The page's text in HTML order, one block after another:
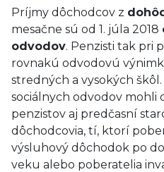
Príjmy dôchodcov z
mesačne sú od 1. júla 2018
odvodov. Penzisti tak pri
rovnakú odvodovú
stredných a vysokých
sociálnych odvodov mohli
penzistov aj predčasní
dôchodcovia, tí, ktorí
výsluhový dôchodok po
veku alebo poberatelia